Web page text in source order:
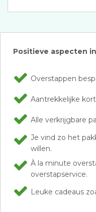
Positieve aspecten
Overstappen
Aantrekkelijke
Alle verkrijgbare
Je vind zo het
willen.
À la minute
overstapservice.
Leuke cadeaus